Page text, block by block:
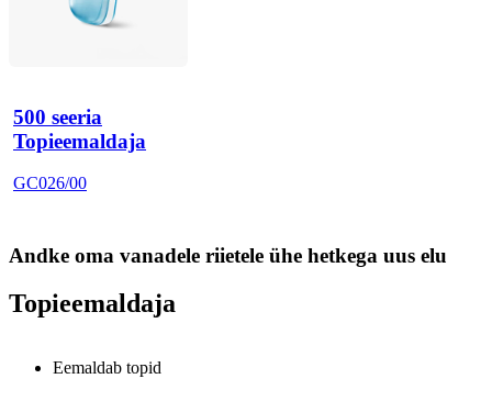
500 seeria
Topieemaldaja
GC026/00
Andke oma vanadele riietele ühe hetkega uus elu
Topieemaldaja
Eemaldab topid